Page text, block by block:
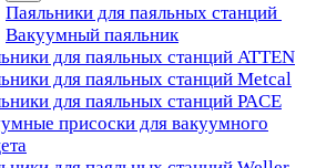
Паяльники для паяльных станций
Вакуумный паяльник
для паяльных станций ATTEN
для паяльных станций Metcal
для паяльных станций PACE
присоски для вакуумного